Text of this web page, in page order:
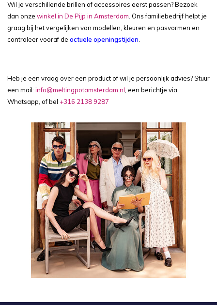
Wil je verschillende brillen of accessoires eerst passen? Bezoek
dan onze winkel in De Pijp in Amsterdam . Ons familiebedrijf helpt je
graag bij het vergelijken van modellen, kleuren en pasvormen en
controleer vooraf de actuele openingstijden
Heb je een vraag over een product of wil je persoonlijk advies? Stuur
een mail: info@meltingpotamsterdam.nl , een berichtje via
Whatsapp, of bel +316 2138 9287